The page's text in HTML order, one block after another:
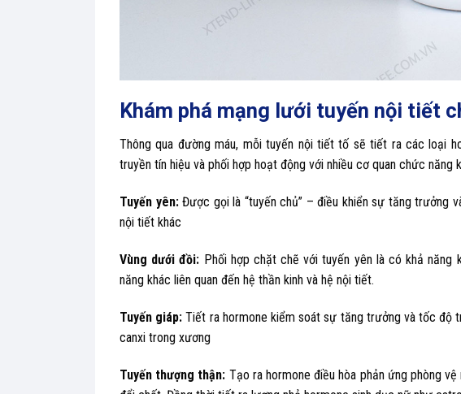
Khám phá mạng lưới tuyến nội tiết
Thông qua đường máu, mỗi tuyến nội tiết tố sẽ tiết ra các loại
truyền tín hiệu và phối hợp hoạt động với nhiều cơ quan chức năng
Tuyến yên:Được gọi là “tuyến chủ” – điều khiển sự tăng trưởng
nội tiết khác
Vùng dưới đồi: Phối hợp chặt chẽ với tuyến yên là có khả
năng khác liên quan đến hệ thần kinh và hệ nội tiết.
Tuyến giáp:Tiết ra hormone kiểm soát sự tăng trưởng và tốc
canxi trong xương
Tuyến thượng thận: Tạo ra hormone điều hòa phản ứng phòng